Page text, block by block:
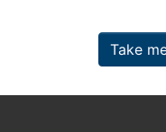
Take